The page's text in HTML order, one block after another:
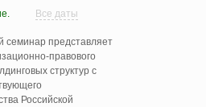
Все даты
семинар представляет
правового
структур с
Российской